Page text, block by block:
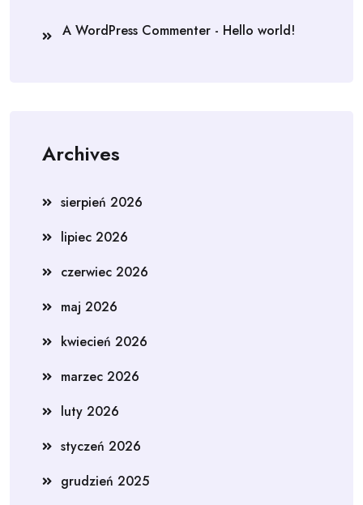
A WordPress Commenter - Hello world!
Archives
sierpień 2026
lipiec 2026
czerwiec 2026
maj 2026
kwiecień 2026
marzec 2026
luty 2026
styczeń 2026
grudzień 2025